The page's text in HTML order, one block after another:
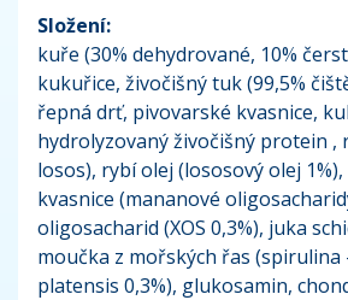
Složení:
kuře (30% dehydrované, 10%
kukuřice, živočišný tuk (99,5%
řepná drť, pivovarské kvasnice,
hydrolyzovaný živočišný protein ,
losos), rybí olej (lososový olej
kvasnice (mananové
oligosacharid (XOS 0,3%), juka
moučka z mořských řas
platensis 0,3%), glukosamin,